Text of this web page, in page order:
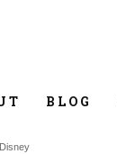
BLOG